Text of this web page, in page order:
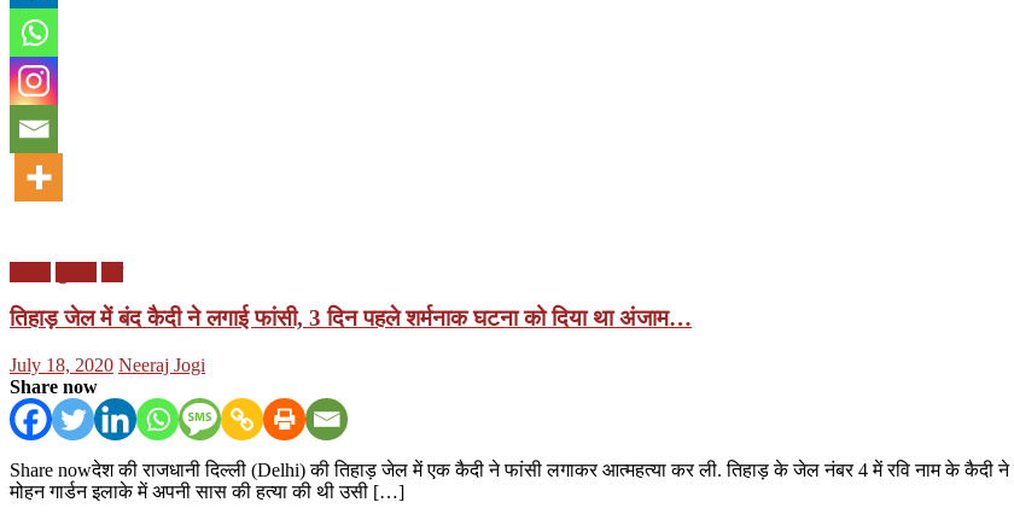
तिहाड़ जेल में बंद कैदी ने लगाई फांसी, 3 दिन पहले शर्मनाक घटना को दिया था अंजाम…
Posted
on
July 18, 2020 Author
Neeraj Jogi
Share now
Share nowदेश की राजधानी दिल्ली (Delhi) की तिहाड़ जेल में एक कैदी ने फांसी लगाकर आत्महत्या कर ली. तिहाड़ के जेल नंबर 4 में रवि नाम के कैदी
मोहन गार्डन इलाके में अपनी सास की हत्या की थी उसी […]